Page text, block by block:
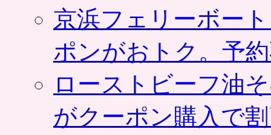
京浜フェリーボー
ポンがおトク。予
ローストビーフ油
がクーポン購入で